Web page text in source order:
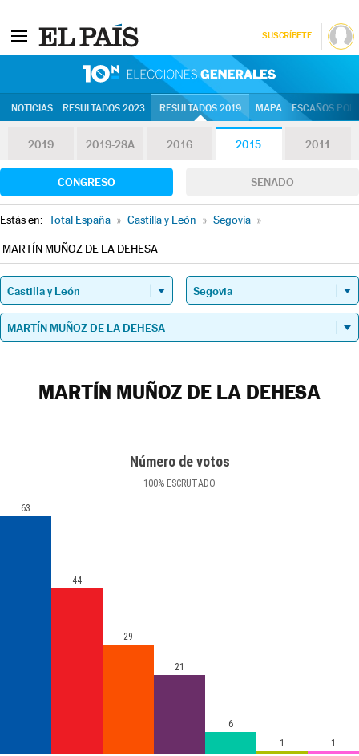
SUSCRÍBETE
NOTICIAS RESULTADOS 2023 RESULTADOS 2019 MAPA ESCAÑOS
2019 2019-28A 2016 2015 2011
CONGRESO SENADO
Estás en: Total España » Castilla y León » Segovia »
MARTÍN MUÑOZ DE LA DEHESA
MARTÍN MUÑOZ DE LA DEHESA
Número de votos
100% ESCRUTADO
63
44
29
21
6
1
1